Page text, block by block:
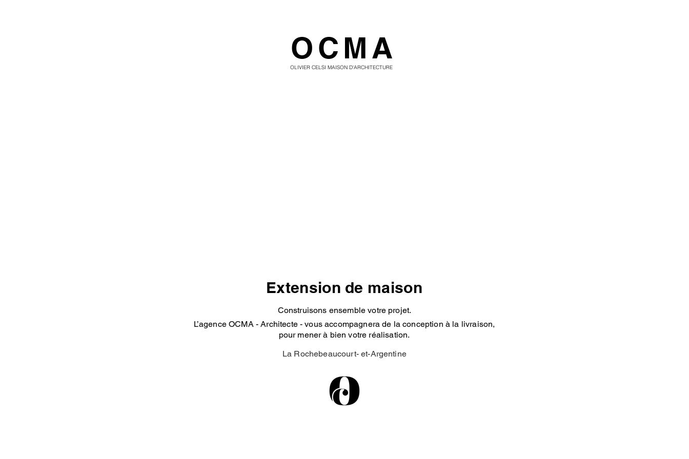
OLIVIER CELSI MAISON D'ARCHITECTURE
OCMA
Extension de maison
Construisons ensemble votre projet.
L’agence OCMA - Architecte - vous accompagnera de la conception à la livraison,
pour mener à bien votre réalisation.
La Rochebeaucourt- et-Argentine